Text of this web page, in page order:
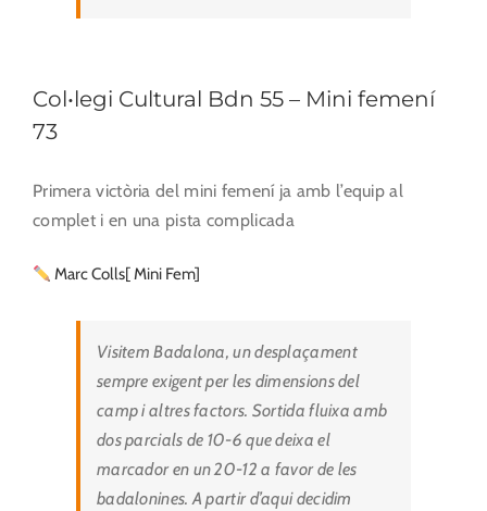
Col•legi Cultural Bdn 55 – Mini femení
73
Primera victòria del mini femení ja amb l’equip al
complet i en una pista complicada
Marc Colls[ Mini Fem]
Visitem Badalona, un desplaçament
sempre exigent per les dimensions del
camp i altres factors. Sortida fluixa amb
dos parcials de 10-6 que deixa el
marcador en un 20-12 a favor de les
badalonines. A partir d’aqui decidim